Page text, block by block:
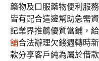
藥物及口服藥物便利服
皆有配合這邊幫助急需
記業界推薦優質當鋪，
舖合法辦理欠錢週轉時
款分享客戶純為屬於借